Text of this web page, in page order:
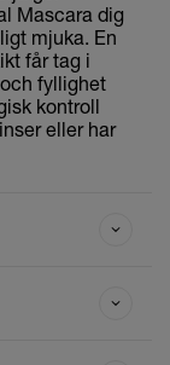
Mascara dig
mjuka. En
får tag i
fyllighet
kontroll
eller har